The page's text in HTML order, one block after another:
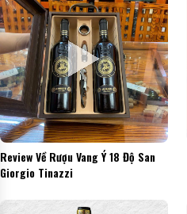
Review Về Rượu Vang Ý 18 Độ San
Giorgio Tinazzi